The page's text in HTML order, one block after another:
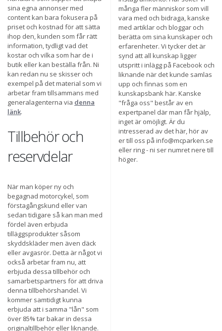
sina egna annonser med
content kan bara fokusera på
priset och kostnad för att sätta
ihop den, kunden som får rätt
information, tydligt vad det
kostar och vilka som har de i
butik eller kan beställa från. Ni
kan redan nu se skisser och
exempel på det material som vi
arbetar fram tillsammans med
generalagenterna via denna
länk.
Tillbehör och
reservdelar
När man köper ny och
begagnad motorcykel, som
förstagångskund eller van
sedan tidigare så kan man med
fördel även erbjuda
tilläggsprodukter såsom
skyddskläder men även däck
eller avgasrör. Detta är något vi
också arbetar fram nu, att
erbjuda dessa tillbehör och
samarbetspartners för att driva
denna tillbehörshandel. Vi
kommer samtidigt kunna
erbjuda att i samma "lån" som
över 85% tar bakar in dessa
originaltillbehör eller liknande.
många fler människor som vill
vara med och bidraga, kanske
med artiklar och bloggar och
berätta om sina kunskaper och
erfarenheter. Vi tycker det är
synd att all kunskap ligger
utspritt i inlägg på Facebook och
liknande när det kunde samlas
upp och finnas som en
kunskapsbank här. Kanske
"fråga oss" består av en
expertpanel där man får hjälp,
inget är omöjligt. Är du
intresserad av det här, hör av
er till oss på info@mcparken.se
eller ring - ni ser numret nere till
höger.